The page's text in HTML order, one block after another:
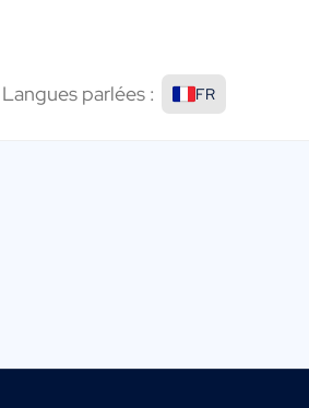
Langues parlées : FR